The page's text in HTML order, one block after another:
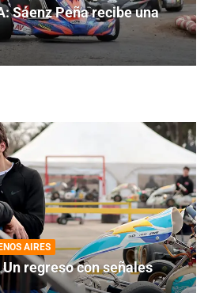
Sáenz Peña recibe una
AIRES
regreso con señales